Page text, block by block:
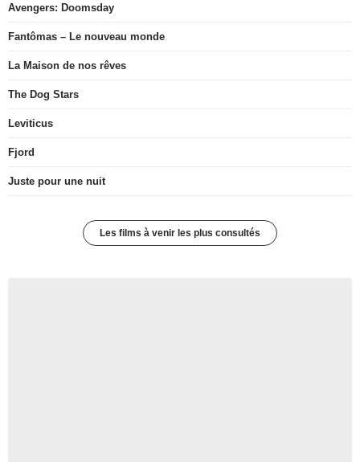
Avengers: Doomsday
Fantômas – Le nouveau monde
La Maison de nos rêves
The Dog Stars
Leviticus
Fjord
Juste pour une nuit
Les films à venir les plus consultés